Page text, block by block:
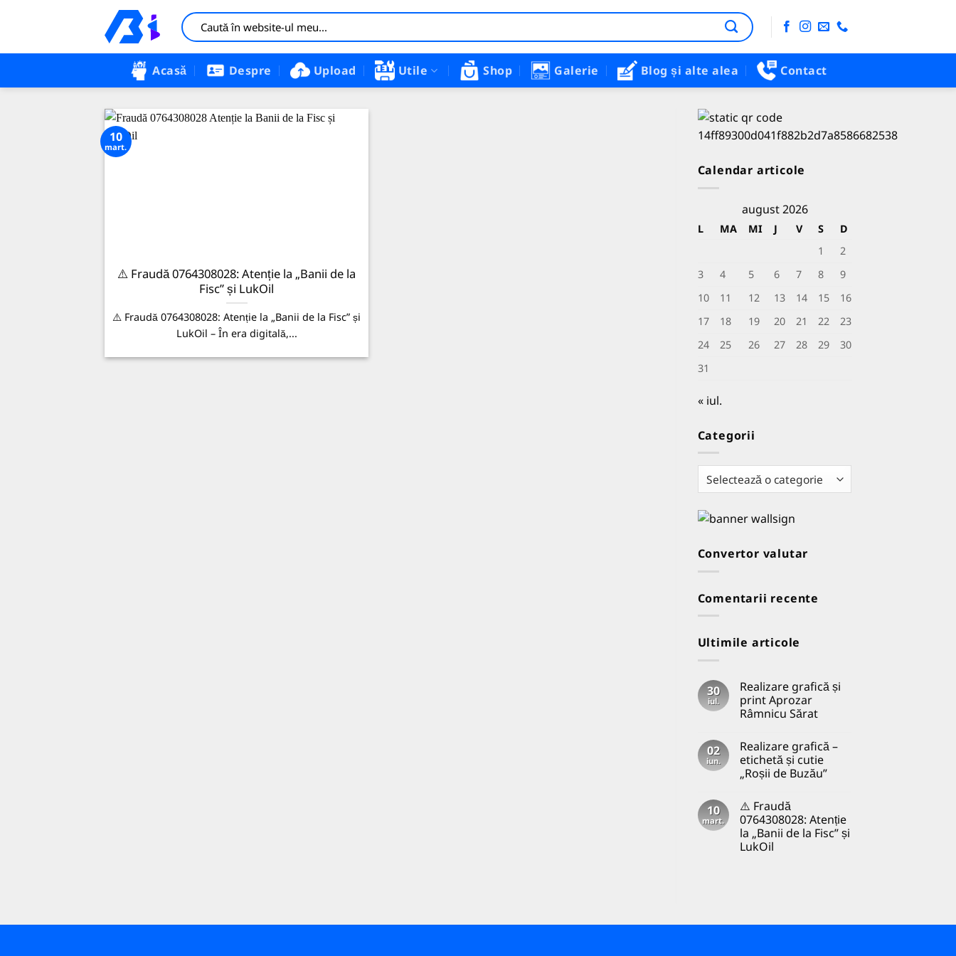
Acasă
Despre Upload Utile Shop Galerie Blog și alte alea Contact
⚠️ Fraudă 0764308028: Atenție la „Banii de la
Fisc” și LukOil
⚠️ Fraudă 0764308028: Atenție la „Banii de la Fisc” și
LukOil – În era digitală,...
10
mart.
Calendar articole
august 2026
L MA MI J V S
D
1
2
3
4 5 6 7 8
9
10
11 12 13 14 15
16
17
18 19 20 21 22
23
24
25 26 27 28 29
30
31
« iul.
Categorii
Categorii
Convertor valutar
Comentarii recente
Ultimile articole
30
iul.
Realizare grafică și
print Aprozar
Râmnicu Sărat
la
Realizare
grafică
și
print
Râmnicu
Sărat
02
iun.
Realizare grafică –
etichetă și cutie
„Roșii de Buzău”
la
Realizare
grafică
etichetă
și
10
mart.
⚠️ Fraudă
0764308028: Atenție
la „Banii de la Fisc” și
LukOil
la